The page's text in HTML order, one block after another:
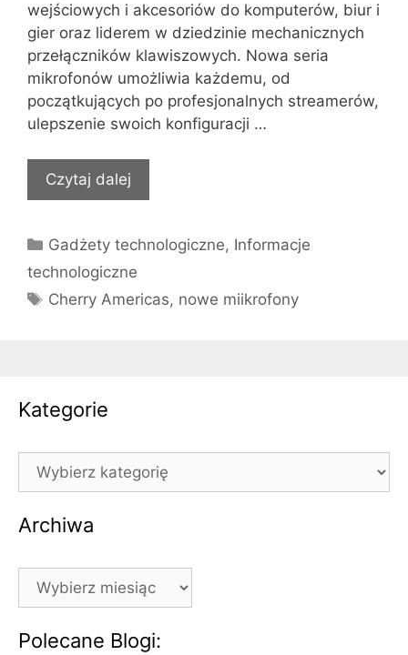
wejściowych i akcesoriów do komputerów, biur i
gier oraz liderem w dziedzinie mechanicznych
przełączników klawiszowych. Nowa seria
mikrofonów umożliwia każdemu, od
początkujących po profesjonalnych streamerów,
ulepszenie swoich konfiguracji …
Czytaj dalej
Kategorie
Gadżety technologiczne, Informacje
technologiczne
Tagi
Cherry Americas, nowe miikrofony
Kategorie
Kategorie
Archiwa
Archiwa
Polecane Blogi: